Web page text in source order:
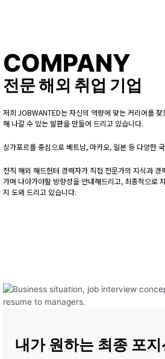
COMPANY
전문 해외 취업 기업
저희 JOBWANTED는 자신의 역량에 맞는 커리어를
해 나갈 수 있는 발판을 만들어 드리고 있습니다.
싱가포르를 중심으로 베트남, 마카오, 일본 등 다양한
전직 해외 해드헌터 경력자가 직접 전문가의 지식과
가며 나아가야할 방향성을 안내해드리고, 최종적으로
지 도와 드리고 있습니다.
내가 원하는 최종 포지